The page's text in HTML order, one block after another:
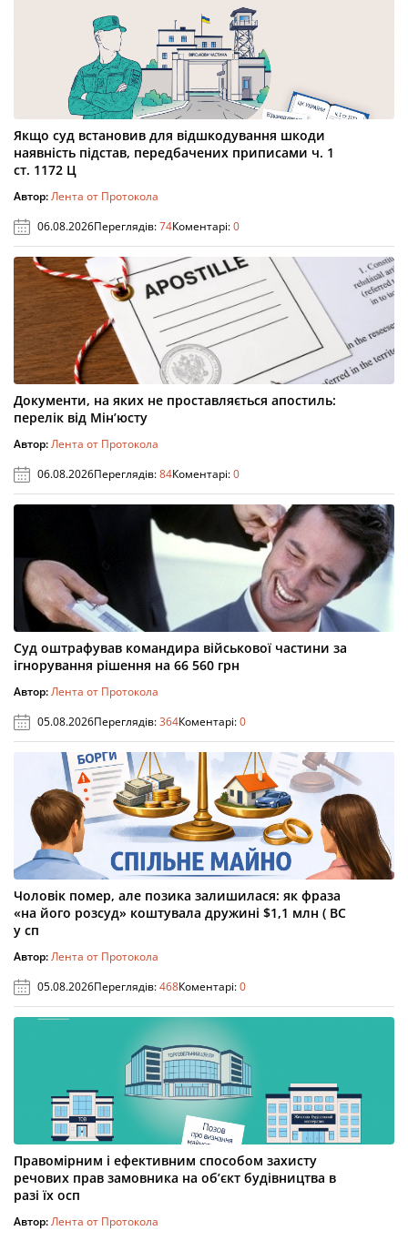
Якщо суд встановив для відшкодування шкоди
наявність підстав, передбачених приписами ч. 1
ст. 1172 Ц
Автор:Лента от Протокола
06.08.2026Переглядів:74Коментарі:0
Документи, на яких не проставляється апостиль:
перелік від Мін’юсту
Автор:Лента от Протокола
06.08.2026Переглядів:84Коментарі:0
Суд оштрафував командира військової частини за
ігнорування рішення на 66 560 грн
Автор:Лента от Протокола
05.08.2026Переглядів:364Коментарі:0
Чоловік помер, але позика залишилася: як фраза
«на його розсуд» коштувала дружині $1,1 млн ( ВС
у сп
Автор:Лента от Протокола
05.08.2026Переглядів:468Коментарі:0
Правомірним і ефективним способом захисту
речових прав замовника на об’єкт будівництва в
разі їх осп
Автор:Лента от Протокола